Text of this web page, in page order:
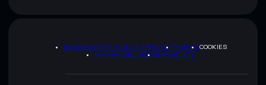
INFORMATIVA SULLA PRIVACYTERMSCOOKIES
MAPPA DEL SITOBRAND KIT